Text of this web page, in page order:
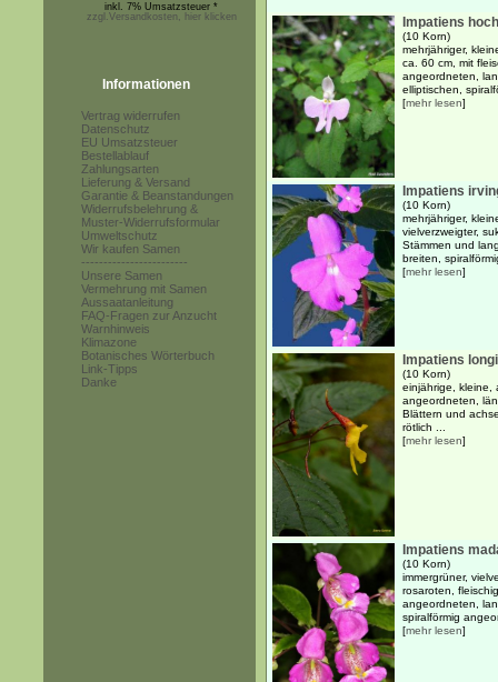
inkl. 7% Umsatzsteuer *
zzgl.Versandkosten, hier klicken
Informationen
Vertrag widerrufen
Datenschutz
EU Umsatzsteuer
Bestellablauf
Zahlungsarten
Lieferung & Versand
Garantie & Beanstandungen
Widerrufsbelehrung &
Muster-Widerrufsformular
Umweltschutz
Wir kaufen Samen
------------------------
Unsere Samen
Vermehrung mit Samen
Aussaatanleitung
FAQ-Fragen zur Anzucht
Warnhinweis
Klimazone
Botanisches Wörterbuch
Link-Tipps
Danke
Impatiens
(10 Korn)
mehrjähriger,
ca. 60 cm, mit
angeordneten,
elliptischen,
[mehr lesen]
Impatiens
(10 Korn)
mehrjähriger,
vielverzweigter,
Stämmen und
breiten,
[mehr lesen]
Impatiens
(10 Korn)
einjährige, kleine,
angeordneten,
Blättern und
rötlich ...
[mehr lesen]
Impatiens
(10 Korn)
immergrüner,
rosaroten,
angeordneten,
spiralförmig
[mehr lesen]